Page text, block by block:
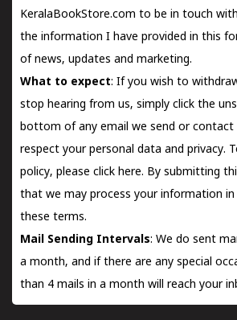
KeralaBookStore.com to be in touch
the information I have provided in this
of news, updates and marketing.
What to expect: If you wish to
stop hearing from us, simply click the
bottom of any email we send orcontact
respect your personal data and privacy.
policy, please click here. By submitting
that we may process your information in
these terms.
Mail Sending Intervals: We do sent
a month, and if there are any special
than 4 mails in a month will reach your